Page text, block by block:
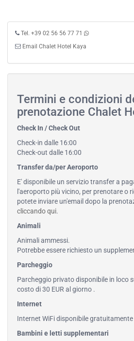
Tel. +39 02 56 56 77 71
Email Chalet Hotel Kaya
Termini e condizioni
prenotazione Chalet
Check In / Check Out
Check-in dalle 16:00
Check-out dalle 16:00
Transfer da/per Aeroporto
E' disponibile un servizio transfer a
l'aeroporto più vicino, per prenotare o
potete inviare un'email dopo la
cliccando qui.
Animali
Animali ammessi.
Potrebbe essere richiesto un
Parcheggio
Parcheggio privato disponibile in loco
costo di 30 EUR al giorno .
Internet
Internet WiFi disponibile gratuitamente
Bambini e letti supplementari